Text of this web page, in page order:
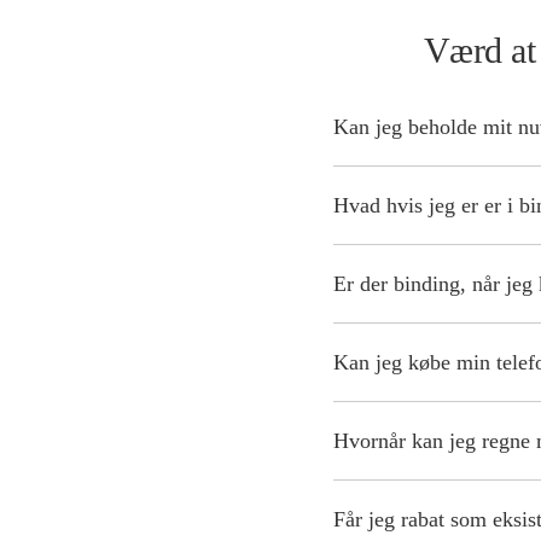
Værd at
Kan jeg beholde mit
Hvad hvis jeg er er i
regning.
Er der binding, når jeg
abonnement, du vælger
Vær opmærksom på, at
Kan jeg købe min
samarbejder vi med
Det er muligt at
Hvornår kan jeg regne
Får jeg rabat som